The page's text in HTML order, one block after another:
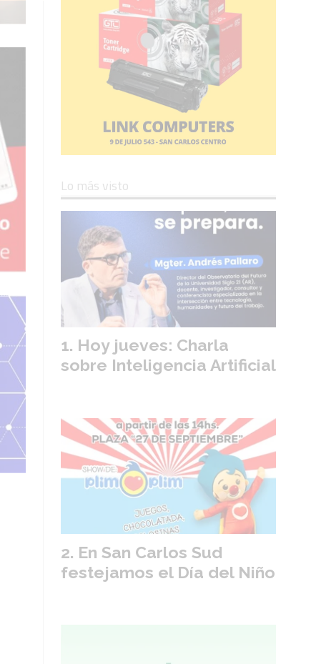
Lo más visto
Hoy jueves: Charla
sobre Inteligencia Artificial
En San Carlos Sud
festejamos el Día del Niño